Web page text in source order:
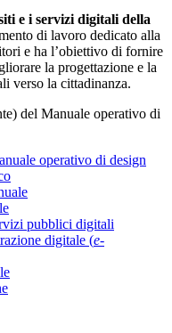
e i servizi digitali della
di lavoro dedicato alla
e ha l’obiettivo di fornire
la progettazione e la
verso la cittadinanza.
del Manuale operativo di
operativo di design
pubblici digitali
digitale (e-